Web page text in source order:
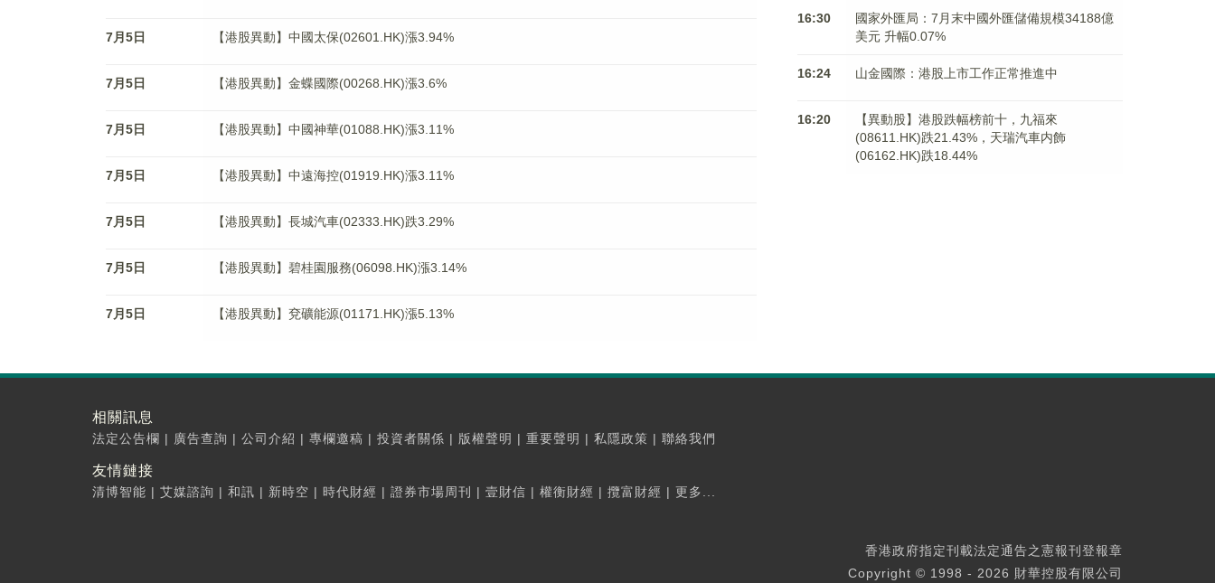
7月5日 【港股異動】中國太保(02601.HK)漲3.94%
7月5日 【港股異動】金蝶國際(00268.HK)漲3.6%
7月5日 【港股異動】中國神華(01088.HK)漲3.11%
7月5日 【港股異動】中遠海控(01919.HK)漲3.11%
7月5日 【港股異動】長城汽車(02333.HK)跌3.29%
7月5日 【港股異動】碧桂園服務(06098.HK)漲3.14%
7月5日 【港股異動】兗礦能源(01171.HK)漲5.13%
16:30
國家外匯局：7月末中國外匯儲備規模34188億
美元 升幅0.07%
16:24 山金國際：港股上市工作正常推進中
16:20
【異動股】港股跌幅榜前十，九福來
(08611.HK)跌21.43%，天瑞汽車内飾
(06162.HK)跌18.44%
相關訊息
法定公告欄 | 廣告查詢 | 公司介紹 | 專欄邀稿 | 投資者關係 | 版權聲明 | 重要聲明 | 私隱政策 | 聯絡我們
友情鏈接
清博智能 | 艾媒諮詢 | 和訊 | 新時空 | 時代財經 | 證券市場周刊 | 壹財信 | 權衡財經 | 攬富財經 | 更多...
香港政府指定刊載法定通告之憲報刊登報章
Copyright © 1998 - 2026 財華控股有限公司